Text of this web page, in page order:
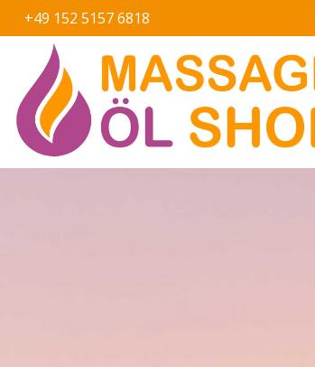
+49 152 5157 6818